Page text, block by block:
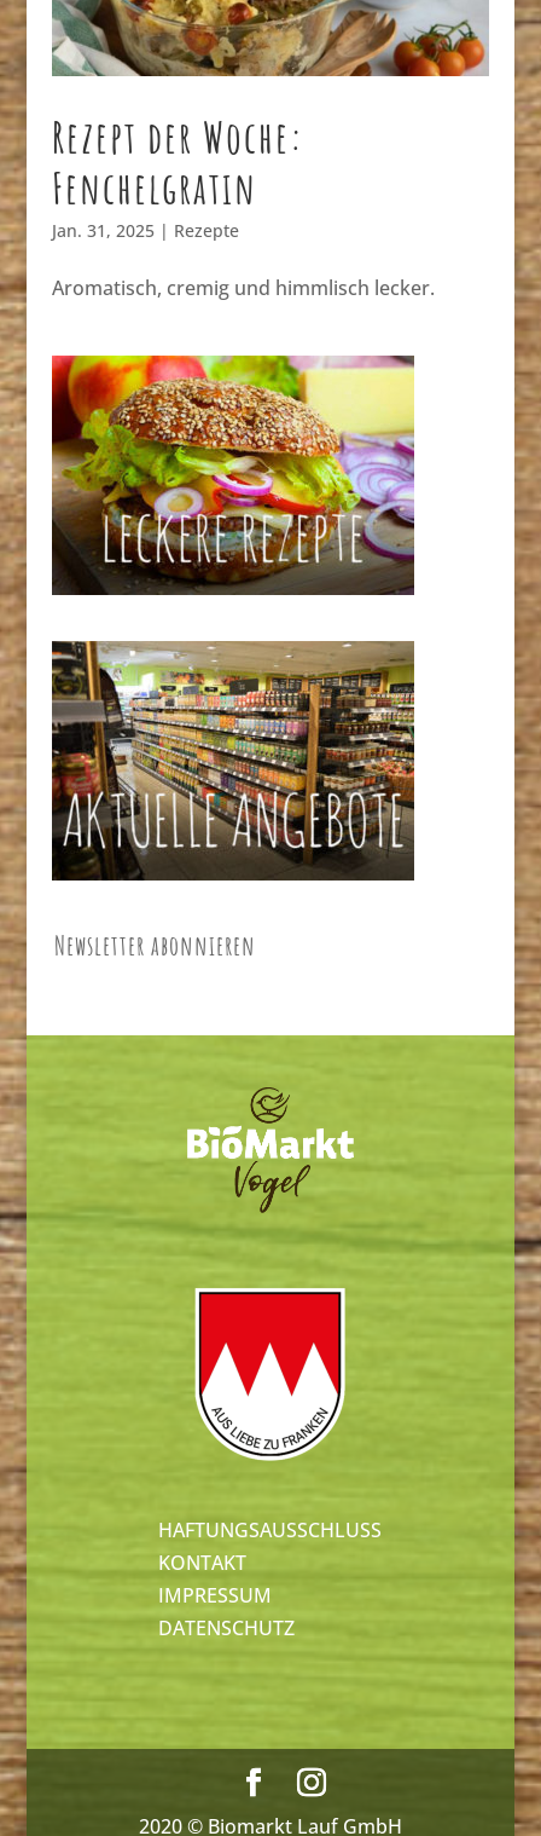
Rezept der Woche:
Fenchelgratin
Jan. 31, 2025| Rezepte
Aromatisch, cremig und himmlisch lecker.
Newsletter abonnieren
HAFTUNGSAUSSCHLUSS
KONTAKT
IMPRESSUM
DATENSCHUTZ
2020 © Biomarkt Lauf GmbH